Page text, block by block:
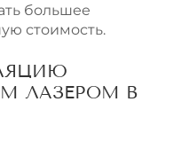
большее
стоимость.
ЛАЗЕРОМ В